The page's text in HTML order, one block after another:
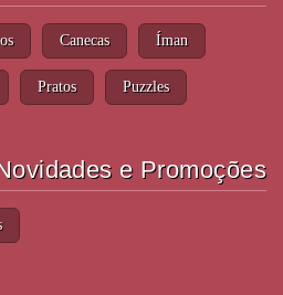
Canecas Íman
Pratos Puzzles
e Promoções